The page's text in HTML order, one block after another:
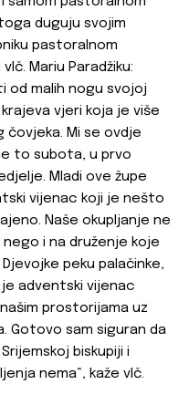
duguju svojim
pastoralnom
Mariu Paradžiku:
od malih nogu svojoj
vjeri koja je više
Mi se ovdje
to subota, u prvo
Mladi ove župe
vijenac koji je nešto
Naše okupljanje ne
i na druženje koje
peku palačinke,
je adventski vijenac
prostorijama uz
Gotovo sam siguran da
biskupiji i
nema“, kaže vlč.